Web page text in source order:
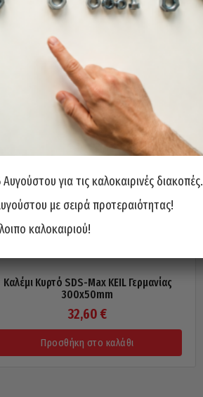
Καλέμι Κυρτό SDS-Max KEIL Γερμανίας
300x50mm
32,60 €
Προσθήκη στο καλάθι
για τις καλοκαιρινές διακοπές.
με σειρά προτεραιότητας!
καλοκαιριού!